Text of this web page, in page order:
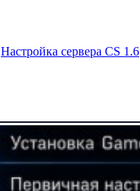
Настройка сервера CS 1.6